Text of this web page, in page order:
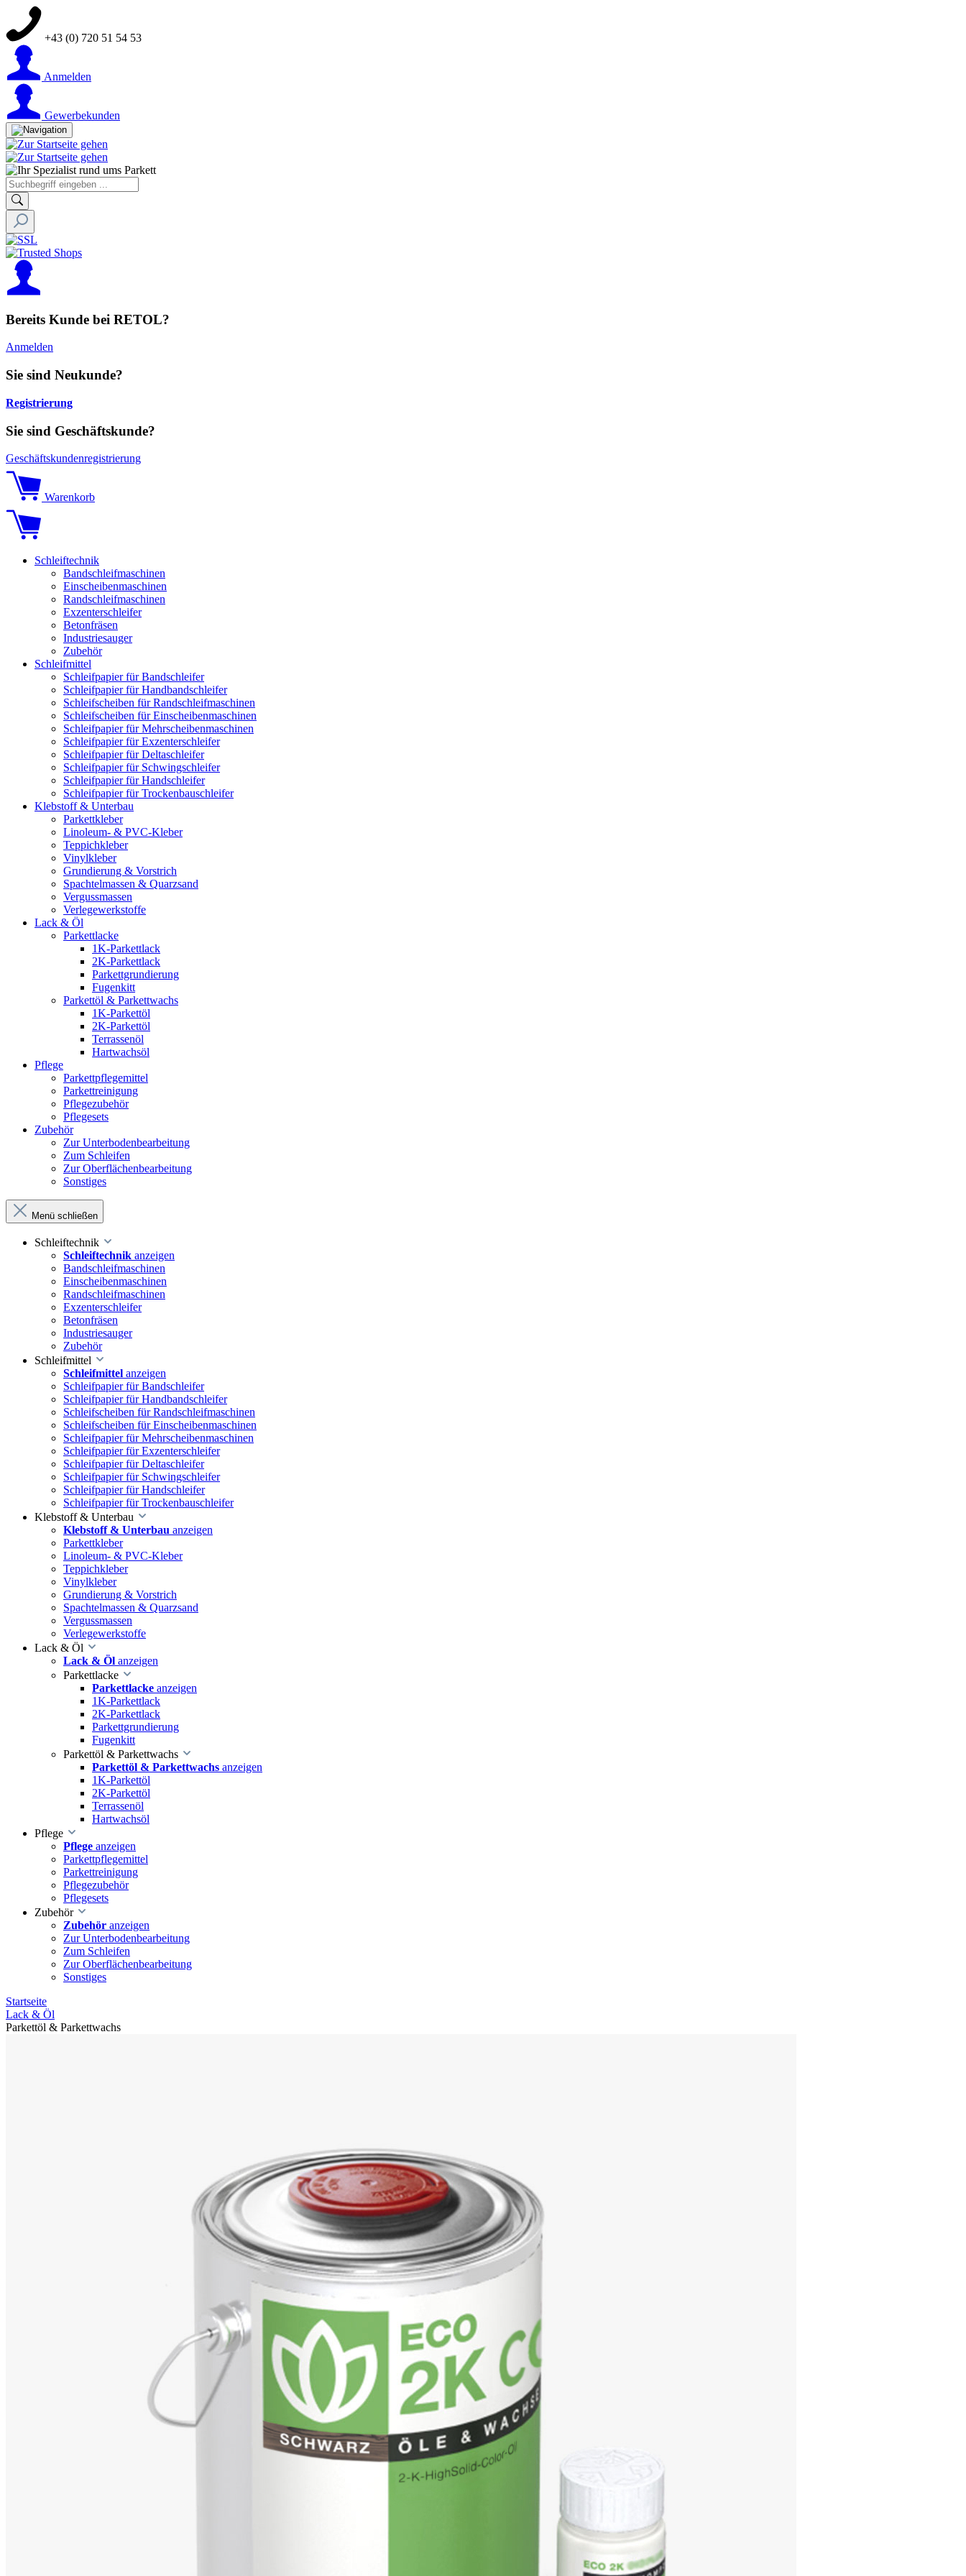
+43 (0) 720 51 54 53
Anmelden
Gewerbekunden
Bereits Kunde bei RETOL?
Anmelden
Sie sind Neukunde?
Registrierung
Sie sind Geschäftskunde?
Geschäftskundenregistrierung
Warenkorb
Schleiftechnik
Bandschleifmaschinen
Einscheibenmaschinen
Randschleifmaschinen
Exzenterschleifer
Betonfräsen
Industriesauger
Zubehör
Schleifmittel
Schleifpapier für Bandschleifer
Schleifpapier für Handbandschleifer
Schleifscheiben für Randschleifmaschinen
Schleifscheiben für Einscheibenmaschinen
Schleifpapier für Mehrscheibenmaschinen
Schleifpapier für Exzenterschleifer
Schleifpapier für Deltaschleifer
Schleifpapier für Schwingschleifer
Schleifpapier für Handschleifer
Schleifpapier für Trockenbauschleifer
Klebstoff & Unterbau
Parkettkleber
Linoleum- & PVC-Kleber
Teppichkleber
Vinylkleber
Grundierung & Vorstrich
Spachtelmassen & Quarzsand
Vergussmassen
Verlegewerkstoffe
Lack & Öl
Parkettlacke
1K-Parkettlack
2K-Parkettlack
Parkettgrundierung
Fugenkitt
Parkettöl & Parkettwachs
1K-Parkettöl
2K-Parkettöl
Terrassenöl
Hartwachsöl
Pflege
Parkettpflegemittel
Parkettreinigung
Pflegezubehör
Pflegesets
Zubehör
Zur Unterbodenbearbeitung
Zum Schleifen
Zur Oberflächenbearbeitung
Sonstiges
Menü schließen
Schleiftechnik
Schleiftechnik anzeigen
Bandschleifmaschinen
Einscheibenmaschinen
Randschleifmaschinen
Exzenterschleifer
Betonfräsen
Industriesauger
Zubehör
Schleifmittel
Schleifmittel anzeigen
Schleifpapier für Bandschleifer
Schleifpapier für Handbandschleifer
Schleifscheiben für Randschleifmaschinen
Schleifscheiben für Einscheibenmaschinen
Schleifpapier für Mehrscheibenmaschinen
Schleifpapier für Exzenterschleifer
Schleifpapier für Deltaschleifer
Schleifpapier für Schwingschleifer
Schleifpapier für Handschleifer
Schleifpapier für Trockenbauschleifer
Klebstoff & Unterbau
Klebstoff & Unterbau anzeigen
Parkettkleber
Linoleum- & PVC-Kleber
Teppichkleber
Vinylkleber
Grundierung & Vorstrich
Spachtelmassen & Quarzsand
Vergussmassen
Verlegewerkstoffe
Lack & Öl
Lack & Öl anzeigen
Parkettlacke
Parkettlacke anzeigen
1K-Parkettlack
2K-Parkettlack
Parkettgrundierung
Fugenkitt
Parkettöl & Parkettwachs
Parkettöl & Parkettwachs anzeigen
1K-Parkettöl
2K-Parkettöl
Terrassenöl
Hartwachsöl
Pflege
Pflege anzeigen
Parkettpflegemittel
Parkettreinigung
Pflegezubehör
Pflegesets
Zubehör
Zubehör anzeigen
Zur Unterbodenbearbeitung
Zum Schleifen
Zur Oberflächenbearbeitung
Sonstiges
Startseite
Lack & Öl
Parkettöl & Parkettwachs